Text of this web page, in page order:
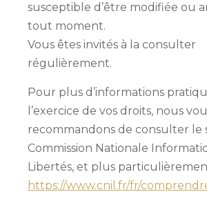
susceptible d’être modifiée ou
tout moment.
Vous êtes invités à la consulter
régulièrement.
Pour plus d’informations
l’exercice de vos droits, nous
recommandons de consulter le
Commission Nationale
Libertés, et plus
https://www.cnil.fr/fr/